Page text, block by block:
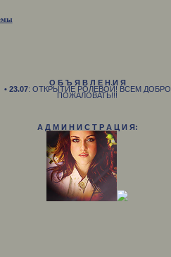
О Б Ъ Я В Л Е Н И Я
• 23.07: ОТКРЫТИЕ РОЛЕВОЙ! ВСЕМ ДОБРО
ПОЖАЛОВАТЬ!!!
А Д М И Н И С Т Р А Ц И Я: